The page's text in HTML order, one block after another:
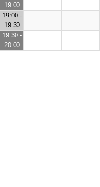
19:00
19:00 -
19:30
19:30 -
20:00